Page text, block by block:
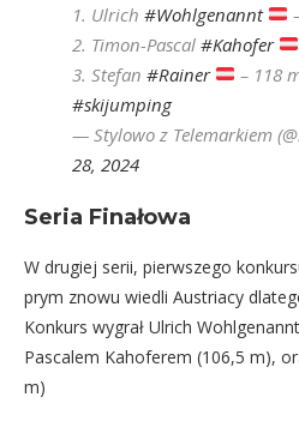
1. Ulrich #Wohlgenannt
2. Timon-Pascal #Kahofer
3. Stefan #Rainer – 118
#skijumping
— Stylowo z Telemarkiem
28, 2024
Seria Finałowa
W drugiej serii, pierwszego
prym znowu wiedli Austriacy
Konkurs wygrał Ulrich
Pascalem Kahoferem (106,5 m),
m)